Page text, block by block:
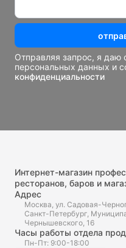
Отправляя запрос, я даю
персональных данных и
конфиденциальности
Интернет-магазин
ресторанов, баров и
Адрес
Москва, ул. Садовая-
Санкт-Петербург,
Чернышевского, 16
Часы работы отдела
Пн-Пт: 9:00-18:00